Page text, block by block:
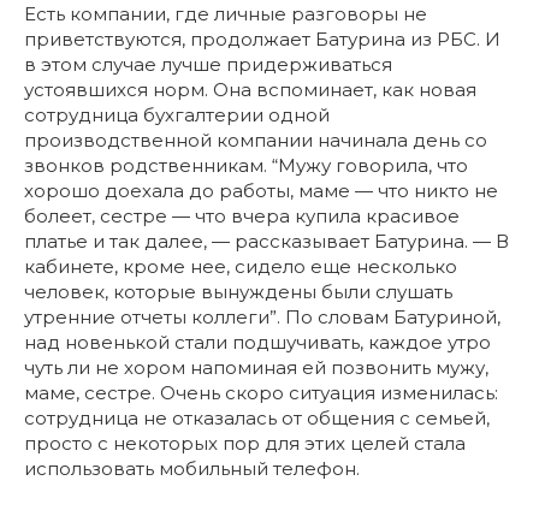
Есть компании, где личные разговоры не
приветствуются, продолжает Батурина из РБС. И
в этом случае лучше придерживаться
устоявшихся норм. Она вспоминает, как новая
сотрудница бухгалтерии одной
производственной компании начинала день со
звонков родственникам. “Мужу говорила, что
хорошо доехала до работы, маме — что никто не
болеет, сестре — что вчера купила красивое
платье и так далее, — рассказывает Батурина. — В
кабинете, кроме нее, сидело еще несколько
человек, которые вынуждены были слушать
утренние отчеты коллеги”. По словам Батуриной,
над новенькой стали подшучивать, каждое утро
чуть ли не хором напоминая ей позвонить мужу,
маме, сестре. Очень скоро ситуация изменилась:
сотрудница не отказалась от общения с семьей,
просто с некоторых пор для этих целей стала
использовать мобильный телефон.